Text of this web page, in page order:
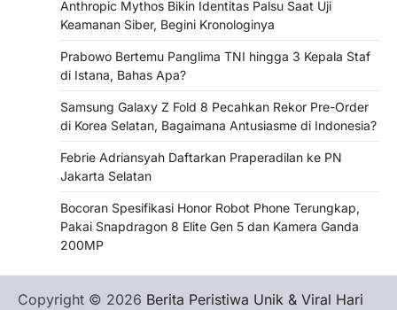
Anthropic Mythos Bikin Identitas Palsu Saat Uji
Keamanan Siber, Begini Kronologinya
Prabowo Bertemu Panglima TNI hingga 3 Kepala Staf
di Istana, Bahas Apa?
Samsung Galaxy Z Fold 8 Pecahkan Rekor Pre-Order
di Korea Selatan, Bagaimana Antusiasme di Indonesia?
Febrie Adriansyah Daftarkan Praperadilan ke PN
Jakarta Selatan
Bocoran Spesifikasi Honor Robot Phone Terungkap,
Pakai Snapdragon 8 Elite Gen 5 dan Kamera Ganda
200MP
Copyright © 2026 Berita Peristiwa Unik & Viral Hari